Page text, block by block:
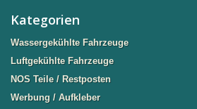
Kategorien
Wassergekühlte Fahrzeuge
Luftgekühlte Fahrzeuge
NOS Teile / Restposten
Werbung / Aufkleber